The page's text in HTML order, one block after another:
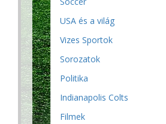
USA és a világ
Vizes Sportok
Sorozatok
Politika
Indianapolis Colts
Filmek